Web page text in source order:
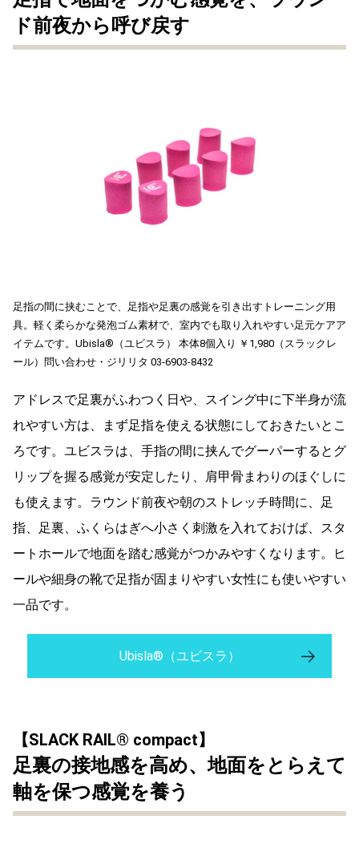
ド前夜から呼び戻す
足指の間に挟むことで、足指や足裏の感覚を引き出すトレーニング用
具。軽く柔らかな発泡ゴム素材で、室内でも取り入れやすい足元ケアア
イテムです。Ubisla®︎（ユビスラ） 本体8個入り ￥1,980（スラックレ
ール）問い合わせ・ジリリタ 03-6903-8432
アドレスで足裏がふわつく日や、スイング中に下半身が流
れやすい方は、まず足指を使える状態にしておきたいとこ
ろです。ユビスラは、手指の間に挟んでグーパーするとグ
リップを握る感覚が安定したり 、肩甲骨まわりのほぐしに
も使えます。ラウンド前夜や朝のストレッチ時間に、足
指、足裏、ふくらはぎへ小さく刺激を入れておけば、スタ
ートホールで地面を踏む感覚がつかみやすくなります。ヒ
ールや細身の靴で足指が固まりやすい女性にも使いやすい
一品です。
Ubisla®︎（ユビスラ）
【SLACK RAIL®︎ compact】
足裏の接地感を高め、地面をとらえて
軸を保つ感覚を養う